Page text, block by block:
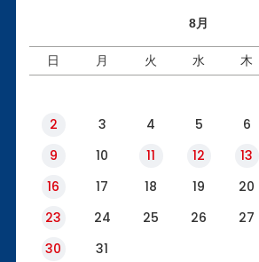
8月
日 月 火 水 木
2
3 4 5 6
9
10 11 12 13
16
17 18 19 20
23
24 25 26 27
30
31